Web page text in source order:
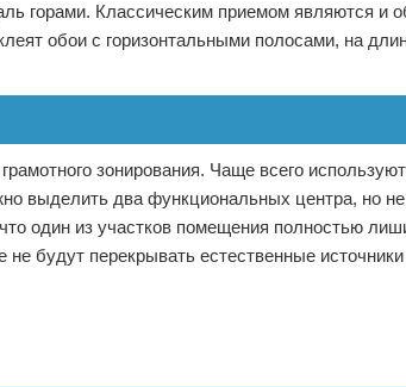
горами. Классическим приемом являются и
обои с горизонтальными полосами, на
зонирования. Чаще всего
выделить два функциональных центра, но
один из участков помещения полностью
будут перекрывать естественные